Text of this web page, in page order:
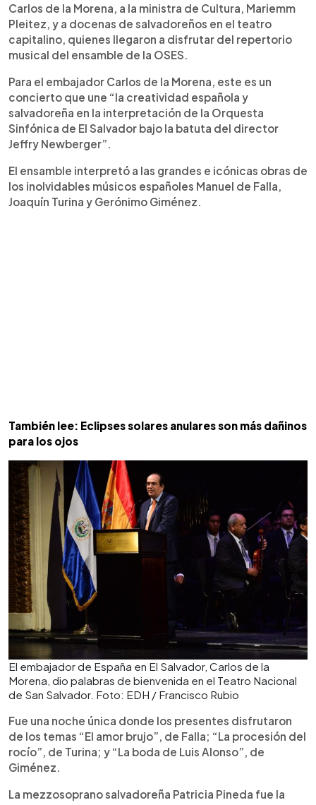
Carlos de la Morena, a la ministra de Cultura, Mariemm
Pleitez, y a docenas de salvadoreños en el teatro
capitalino, quienes llegaron a disfrutar del repertorio
musical del ensamble de la OSES.
Para el embajador Carlos de la Morena, este es un
concierto que une “la creatividad española y
salvadoreña en la interpretación de la Orquesta
Sinfónica de El Salvador bajo la batuta del director
Jeffry Newberger”.
El ensamble interpretó a las grandes e icónicas obras de
los inolvidables músicos españoles Manuel de Falla,
Joaquín Turina y Gerónimo Giménez.
También lee: Eclipses solares anulares son más dañinos
para los ojos
El embajador de España en El Salvador, Carlos de la
Morena, dio palabras de bienvenida en el Teatro Nacional
de San Salvador. Foto: EDH / Francisco Rubio
Fue una noche única donde los presentes disfrutaron
de los temas “El amor brujo”, de Falla; “La procesión del
rocío”, de Turina; y “La boda de Luis Alonso”, de
Giménez.
La mezzosoprano salvadoreña Patricia Pineda fue la